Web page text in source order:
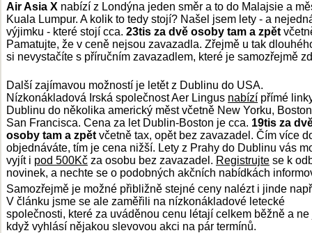
Air Asia X nabízí z Londýna jeden směr a to do Malajsie a
Kuala Lumpur. A kolik to tedy stojí? Našel jsem lety - a
výjimku - které stojí cca. 23tis za dvě osoby tam a zpět
Pamatujte, že v ceně nejsou zavazadla. Zřejmě u tak
si nevystačíte s příručním zavazadlem, které je samozřejmě
Další zajímavou možností je letět z Dublinu do USA.
Nízkonákladová Irská společnost Aer Lingus nabízí přímé
Dublinu do několika americký měst včetně New Yorku,
San Francisca. Cena za let Dublin-Boston je cca. 19tis za
osoby tam a zpět včetně tax, opět bez zavazadel. Čím více
objednáváte, tím je cena nižší. Lety z Prahy do Dublinu vás
vyjít i pod 500Kč za osobu bez zavazadel. Registrujte se k
novinek, a nechte se o podobných akčních nabídkách
Samozřejmě je možné přibližně stejné ceny nalézt i jinde
V článku jsme se ale zaměřili na nízkonákladové letecké
společnosti, které za uváděnou cenu létají celkem běžně a ne
když vyhlásí nějakou slevovou akci na pár termínů.